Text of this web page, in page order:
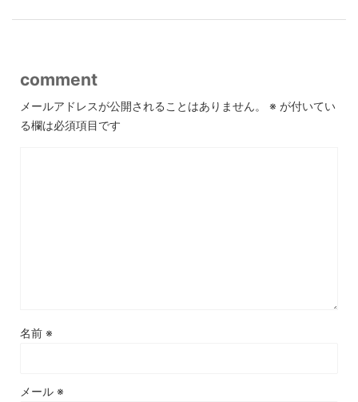
comment
メールアドレスが公開されることはありません。 ※ が付いてい
る欄は必須項目です
名前 ※
メール ※